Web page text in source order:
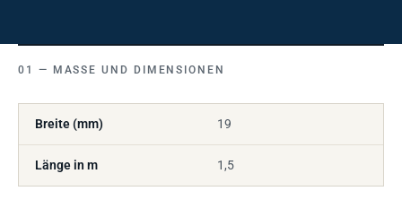
MASSE UND DIMENSIONEN
Breite (mm) 19
Länge in m 1,5